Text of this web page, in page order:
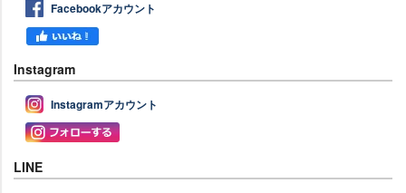
Facebookアカウント
Instagram
Instagramアカウント
LINE